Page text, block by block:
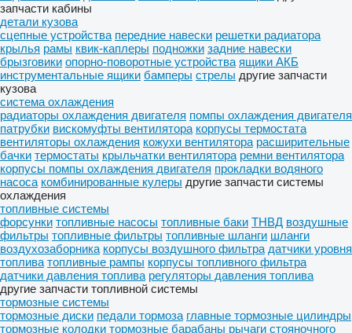
запчасти кабины
детали кузова
сцепные устройства передние навески решетки радиатора
крылья рамы квик-каплеры подножки задние навески
брызговики опорно-поворотные устройства ящики АКБ
инструментальные ящики бамперы стрелы другие запчасти
кузова
система охлаждения
радиаторы охлаждения двигателя помпы охлаждения двигателя
патрубки вискомуфты вентилятора корпусы термостата
вентиляторы охлаждения кожухи вентилятора расширительные
бачки термостаты крыльчатки вентилятора ремни вентилятора
корпусы помпы охлаждения двигателя прокладки водяного
насоса комбинированные кулеры другие запчасти системы
охлаждения
топливные системы
форсунки топливные насосы топливные баки ТНВД воздушные
фильтры топливные фильтры топливные шланги шланги
воздухозаборника корпусы воздушного фильтра датчики уровня
топлива топливные рампы корпусы топливного фильтра
датчики давления топлива регуляторы давления топлива
другие запчасти топливной системы
тормозные системы
тормозные диски педали тормоза главные тормозные цилиндры
тормозные колодки тормозные барабаны рычаги стояночного